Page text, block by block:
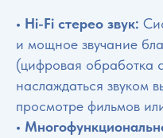
• Hi-Fi стерео звук:
и мощное звучание
(цифровая обработка
наслаждаться звуком
просмотре фильмов
•